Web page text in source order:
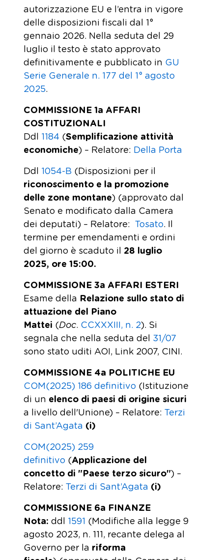
autorizzazione EU e l’entra in vigore
delle disposizioni fiscali dal 1°
gennaio 2026. Nella seduta del 29
luglio il testo è stato approvato
definitivamente e pubblicato in GU
Serie Generale n. 177 del 1° agosto
2025.
COMMISSIONE 1a AFFARI
COSTITUZIONALI
Ddl 1184 (Semplificazione attività
economiche) – Relatore: Della Porta
Ddl 1054-B (Disposizioni per il
riconoscimento e la promozione
delle zone montane) (approvato dal
Senato e modificato dalla Camera
dei deputati) – Relatore:
Tosato. Il
termine per emendamenti e ordini
del giorno è scaduto il 28 luglio
2025, ore 15:00.
COMMISSIONE 3a AFFARI ESTERI
Esame della Relazione sullo stato di
attuazione del Piano
Mattei (Doc. CCXXXIII, n. 2). Si
segnala che nella seduta del 31/07
sono stato uditi AOI, Link 2007, CINI.
COMMISSIONE 4a POLITICHE EU
COM(2025) 186 definitivo (Istituzione
di un elenco di paesi di origine sicuri
a livello dell'Unione) – Relatore:
Terzi
di Sant’Agata (i)
COM(2025) 259
definitivo (Applicazione del
concetto di "Paese terzo sicuro") –
Relatore:
Terzi di Sant’Agata (i)
COMMISSIONE 6a FINANZE
Nota: ddl 1591 (Modifiche alla legge 9
agosto 2023, n. 111, recante delega al
Governo per la riforma